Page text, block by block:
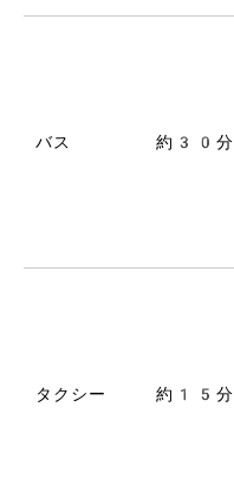
バス 約30分
タクシー 約15分